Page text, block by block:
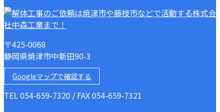
〒425-0068
静岡県焼津市中新田90-3
Googleマップで確認する
TEL 054-659-7320 / FAX 054-659-7321